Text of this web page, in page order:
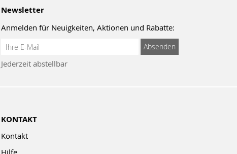
Newsletter
Anmelden für Neuigkeiten, Aktionen und Rabatte:
Anmeldung
Newsletter:
Absenden
Jederzeit abstellbar
KONTAKT
Kontakt
Hilfe